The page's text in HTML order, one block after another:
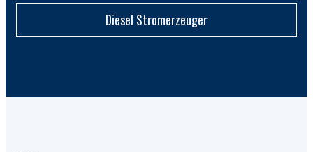
Diesel Stromerzeuger